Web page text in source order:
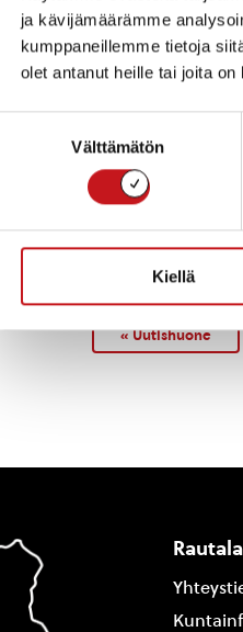
ja kävijämäärämme
kumppaneillemme tietoja
olet antanut heille tai joita
Välttämätön
Kiellä
pe10.3. ja la
pe 7.4.
ma 10.4.
ma 1.5.
to 18.5.
« Uutishuone